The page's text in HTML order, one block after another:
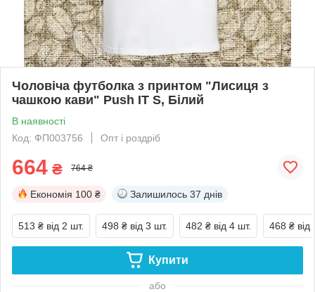
Чоловіча футболка з принтом "Лисиця з
чашкою кави" Push IT S, Білий
В наявності
Код: ФП003756
Опт і роздріб
664 ₴ 764 ₴
Економія 100 ₴ Залишилось 37 днів
513 ₴ від 2 шт. 498 ₴ від 3 шт. 482 ₴ від 4 шт. 468 ₴ від
Купити
або